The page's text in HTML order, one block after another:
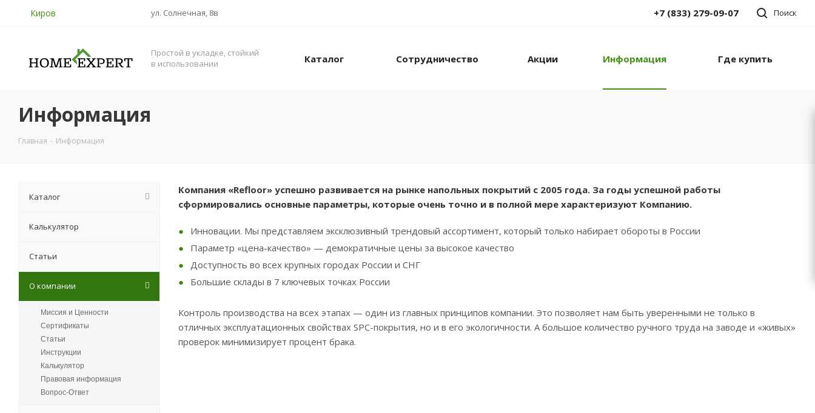
Киров ул. Солнечная, 8в Поиск
+7 (833) 279-09-07
Простой в укладке, стойкий
в использовании
Каталог Сотрудничество Акции Информация Где купить
Информация
Главная - Информация
Компания «Refloor» успешно развивается на рынке напольных покрытий с 2005 года. За годы успешной работы
сформировались основные параметры, которые очень точно и в полной мере характеризуют Компанию.
Инновации. Мы представляем эксклюзивный трендовый ассортимент, который только набирает обороты в России
Параметр «цена-качество» — демократичные цены за высокое качество
Доступность во всех крупных городах России и СНГ
Большие склады в 7 ключевых точках России
Контроль производства на всех этапах — один из главных принципов компании. Это позволяет нам быть уверенными не только в
отличных эксплуатационных свойствах SPC-покрытия, но и в его экологичности. А большое количество ручного труда на заводе и «живых»
проверок минимизирует процент брака.
Каталог
Калькулятор
Статьи
О компании
Миссия и Ценности
Сертификаты
Статьи
Инструкции
Калькулятор
Правовая информация
Вопрос-Ответ